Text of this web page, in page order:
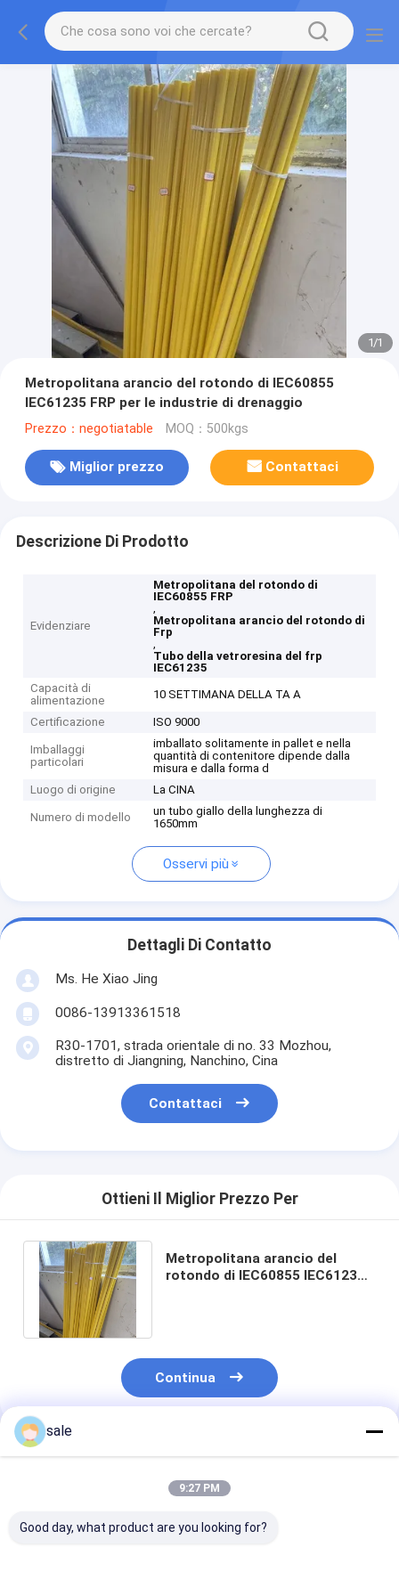
1/1
Metropolitana arancio del rotondo di IEC60855
IEC61235 FRP per le industrie di drenaggio
Prezzo：negotiatable MOQ：500kgs
Miglior prezzo Contattaci
Descrizione Di Prodotto
Evidenziare
Metropolitana del rotondo di
IEC60855 FRP
,
Metropolitana arancio del rotondo di
Frp
,
Tubo della vetroresina del frp
IEC61235
Capacità di
alimentazione
10 SETTIMANA DELLA TA A
Certificazione ISO 9000
Imballaggi
particolari
imballato solitamente in pallet e nella
quantità di contenitore dipende dalla
misura e dalla forma d
Luogo di origine
La CINA
Numero di modello
un tubo giallo della lunghezza di
1650mm
Osservi più
Dettagli Di Contatto
Ms. He Xiao Jing
0086-13913361518
R30-1701, strada orientale di no. 33 Mozhou,
distretto di Jiangning, Nanchino, Cina
Contattaci
Ottieni Il Miglior Prezzo Per
Metropolitana arancio del
rotondo di IEC60855 IEC61235
Continua
Prodotti Raccomandati
sale
9:27 PM
Good day, what product are you looking for?